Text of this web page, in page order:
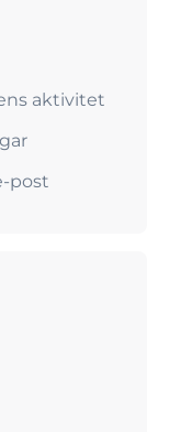
aktivitet
post